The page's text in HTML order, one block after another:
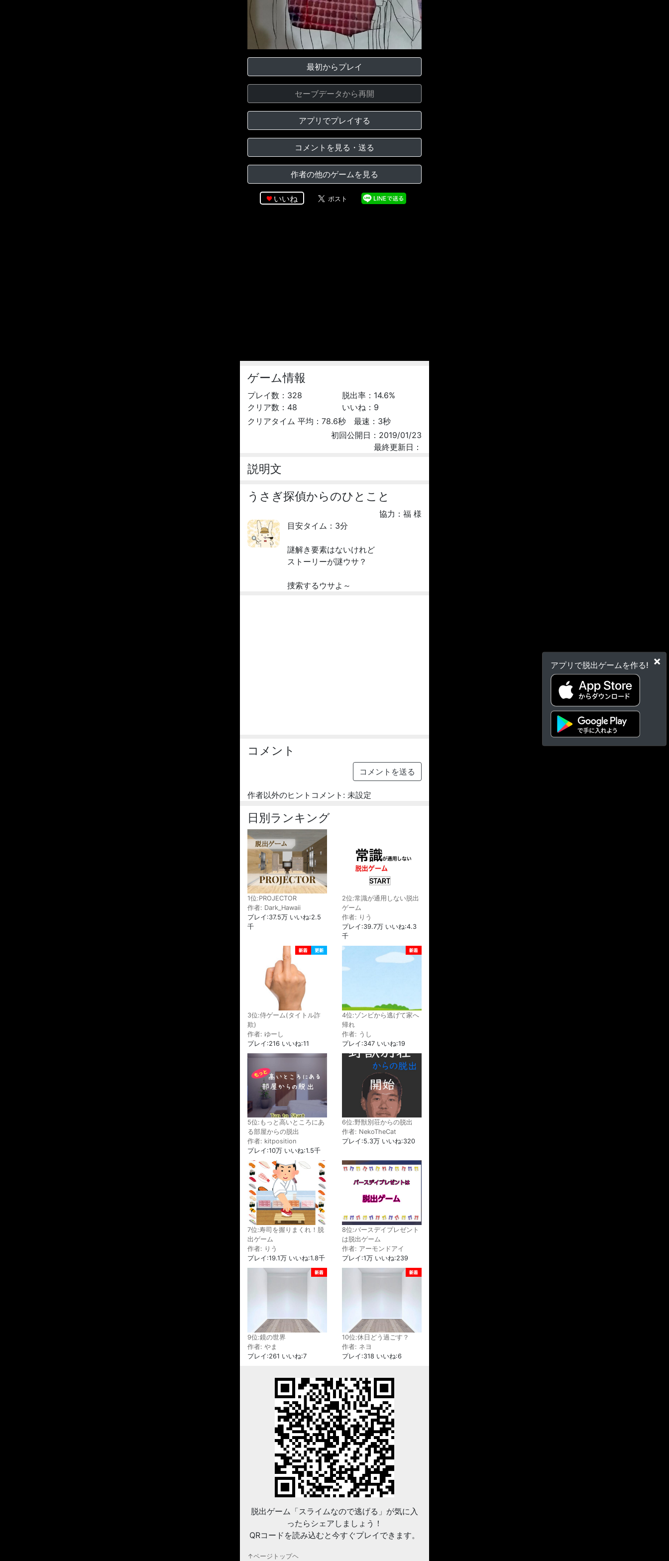
×
アプリで脱出ゲームを作る!
最初からプレイ
セーブデータから再開
アプリでプレイする
コメントを見る・送る
作者の他のゲームを見る
いいね
ゲーム情報
プレイ数： 328
クリア数： 48
脱出率： 14.6%
いいね： 9
クリアタイム 平均：78.6秒 最速：3秒
初回公開日：2019/01/23
最終更新日：
説明文
うさぎ探偵からのひとこと
協力：福 様
目安タイム：3分
謎解き要素はないけれど
ストーリーが謎ウサ？
捜索するウサよ～
コメント
コメントを送る
作者以外のヒントコメント: 未設定
日別ランキング
1位:PROJECTOR
作者: Dark_Hawaii
プレイ:37.5万 いいね:2.5
千
2位:常識が通用しない脱出
ゲーム
作者: りう
プレイ:39.7万 いいね:4.3
千
3位:侍ゲーム(タイトル詐
欺)
作者: ゆーし
プレイ:216 いいね:11
4位:ゾンビから逃げて家へ
帰れ
作者: うし
プレイ:347 いいね:19
5位:もっと高いところにあ
る部屋からの脱出
作者: kitposition
プレイ:10万 いいね:1.5千
6位:野獣別荘からの脱出
作者: NekoTheCat
プレイ:5.3万 いいね:320
7位:寿司を握りまくれ！脱
出ゲーム
作者: りう
プレイ:19.1万 いいね:1.8千
8位:バースデイプレゼント
は脱出ゲーム
作者: アーモンドアイ
プレイ:1万 いいね:239
9位:鏡の世界
作者: やま
プレイ:261 いいね:7
10位:休日どう過ごす？
作者: ネヨ
プレイ:318 いいね:6
脱出ゲーム「スライムなので逃げる」が気に入
ったらシェアしましょう！
QRコードを読み込むと今すぐプレイできます。
↑ページトップヘ